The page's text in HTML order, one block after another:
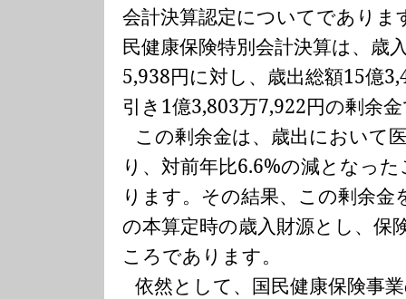
会計決算認定についてでありま
民健康保険特別会計決算は、歳
5,938円に対し、歳出総額15億
引き 1億3,803万7,922円の剰余
この剰余金は、歳出において
り、対前年比6.6%の減となっ
ります。その結果、この剰余金
の本算定時の歳入財源とし、保
ころであります。
依然として、国民健康保険事